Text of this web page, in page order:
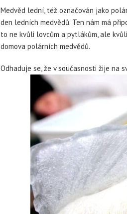
Medvěd lední, též označován jako
den ledních medvědů. Ten nám má
to ne kvůli lovcům a pytlákům, ale
domova polárních medvědů.
Odhaduje se, že v současnosti žije na